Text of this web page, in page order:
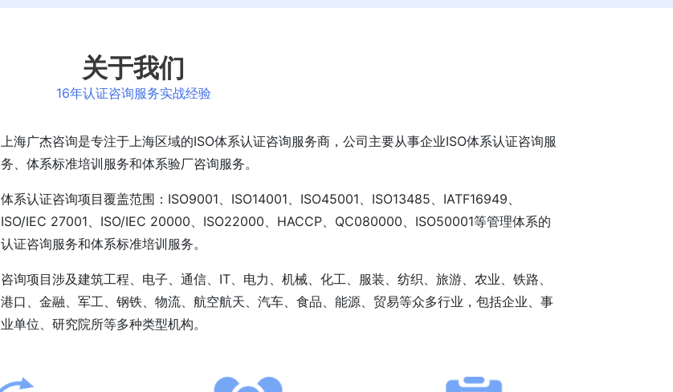
关于我们
16年认证咨询服务实战经验
上海广杰咨询是专注于上海区域的ISO体系认证咨询服务商，公司主要从事企业ISO体系认证咨询服
务、体系标准培训服务和体系验厂咨询服务。
体系认证咨询项目覆盖范围：ISO9001、ISO14001、ISO45001、ISO13485、IATF16949、
ISO/IEC 27001、ISO/IEC 20000、ISO22000、HACCP、QC080000、ISO50001等管理体系的
认证咨询服务和体系标准培训服务。
咨询项目涉及建筑工程、电子、通信、IT、电力、机械、化工、服装、纺织、旅游、农业、铁路、
港口、金融、军工、钢铁、物流、航空航天、汽车、食品、能源、贸易等众多行业，包括企业、事
业单位、研究院所等多种类型机构。